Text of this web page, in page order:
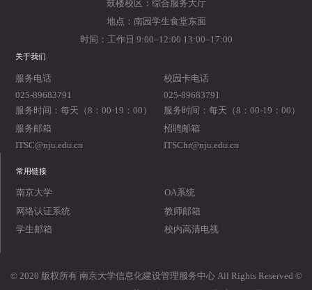
鼓楼校区：综合服务大厅
地点：南园学生食堂东面
时间：工作日 9:00–12:00 13:00–17:00
关于我们
服务电话
025-89683791
服务时间：每天（8：00-19：00）
校园卡电话
025-89683791
服务时间：每天（8：00-19：00）
服务邮箱
ITSC@nju.edu.cn
招聘邮箱
ITSChr@nju.edu.cn
常用链接
南京大学
OA系统
网络认证系统
教师邮箱
学生邮箱
校内高清电视
© 2020 版权所有 南京大学信息化建设管理服务中心 All Rights Reserved ©